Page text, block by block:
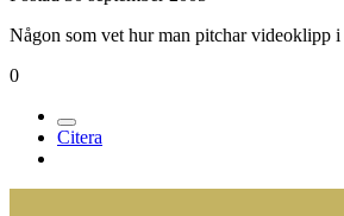
Någon som vet hur man pitchar videoklipp i
0
Citera